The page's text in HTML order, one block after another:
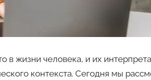
жизни человека, и их
контекста. Сегодня мы